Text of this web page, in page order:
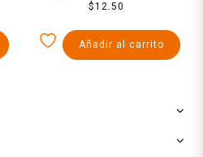
refritos en bolsa 220 g
$12.50
Añadir al carrito